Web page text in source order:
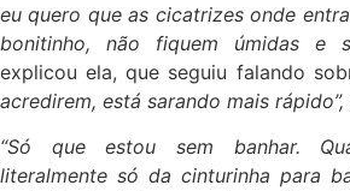
eu quero que as cicatrizes onde
bonitinho, não fiquem úmidas e
explicou ela, que seguiu falando
acredirem, está sarando mais
“Só que estou sem banhar.
literalmente só da cinturinha para